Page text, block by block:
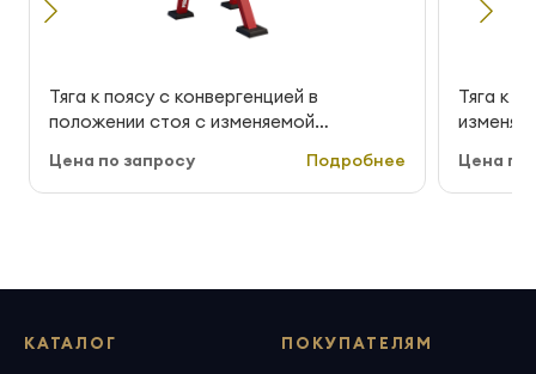
Тяга к поясу с конвергенцией в
положении стоя с изменяемой
7.53E
Цена по запросу Подробнее
Тяга к
Цена по
КАТАЛОГ ПОКУПАТЕЛЯМ